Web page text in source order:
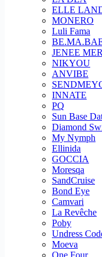
ELLE
MONERO
Luli Fama
JENEE MER
NIKYOU
ANVIBE
INNATE
PQ
Sun Base
Diamond
My Nymph
Ellinida
GOCCIA
Moresqa
SandCruise
Bond Eye
Camvari
La Revêche
Poby
Undress
Moeva
One Four